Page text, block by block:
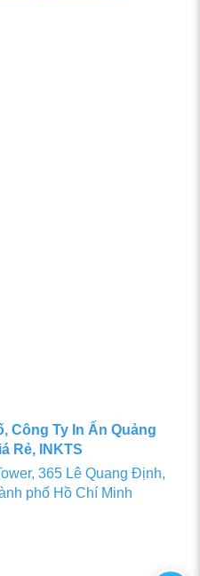
Công Ty In Ấn Quảng
Rẻ, INKTS
365 Lê Quang Định,
phố Hồ Chí Minh